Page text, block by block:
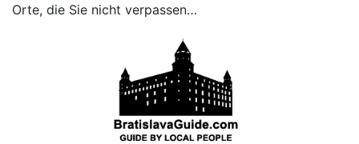
Orte, die Sie nicht verpassen…